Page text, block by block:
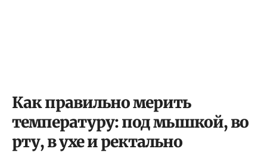
Как правильно мерить
температуру: под мышкой, во
рту, в ухе и ректально